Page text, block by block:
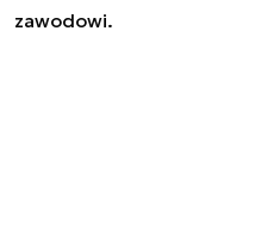
zawodowi.